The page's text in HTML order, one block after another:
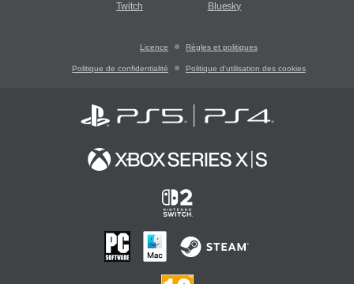
Twitch Bluesky
Licence Règles et politiques
Politique de confidentialité Politique d'utilisation des cookies